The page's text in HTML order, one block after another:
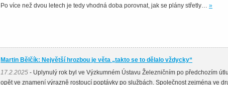
Po více než dvou letech je tedy vhodná doba porovnat, jak se plány střetly… »
Martin Bělčík: Největší hrozbou je věta „takto se to dělalo vždycky“
17.2.2025 - Uplynulý rok byl ve Výzkumném Ústavu Železničním po předchozím
opět ve znamení výrazně rostoucí poptávky po službách. Společnost zejména ve